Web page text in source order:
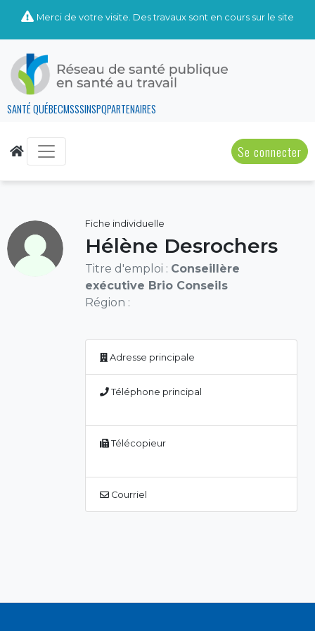
Merci de votre visite. Des travaux sont en cours sur le site
SANTÉ QUÉBECMSSSINSPQPARTENAIRES
Se connecter
Fiche individuelle
Hélène Desrochers
Titre d'emploi : Conseillère
exécutive Brio Conseils
Région :
Adresse principale
Téléphone principal
Télécopieur
Courriel